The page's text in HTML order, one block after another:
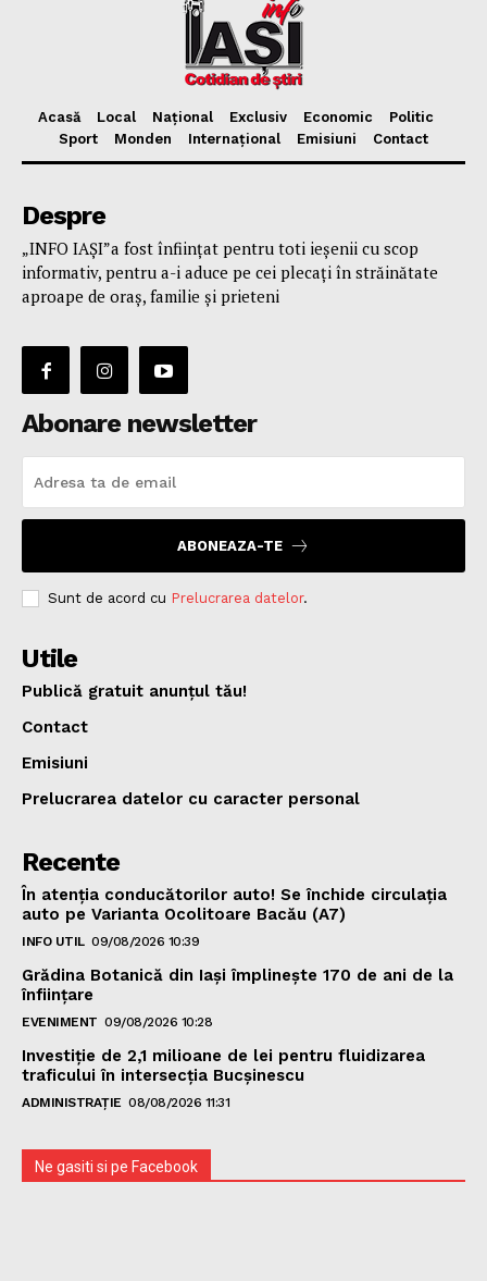
Acasă Local Național Exclusiv Economic
Politic
Sport
Monden Internațional Emisiuni Contact
Despre
„INFO IAȘI”a fost înfiinţat pentru toti ieşenii cu scop
informativ, pentru a-i aduce pe cei plecaţi în străinătate
aproape de oraş, familie și prieteni
Abonare newsletter
ABONEAZA-TE
Sunt de acord cu Prelucrarea datelor.
Utile
Publică gratuit anunțul tău!
Contact
Emisiuni
Prelucrarea datelor cu caracter personal
Recente
În atenția conducătorilor auto! Se închide circulația
auto pe Varianta Ocolitoare Bacău (A7)
INFO UTIL 09/08/2026 10:39
Grădina Botanică din Iaşi împlineşte 170 de ani de la
înfiinţare
EVENIMENT 09/08/2026 10:28
Investiție de 2,1 milioane de lei pentru fluidizarea
traficului în intersecția Bucșinescu
ADMINISTRAȚIE 08/08/2026 11:31
Ne gasiti si pe Facebook